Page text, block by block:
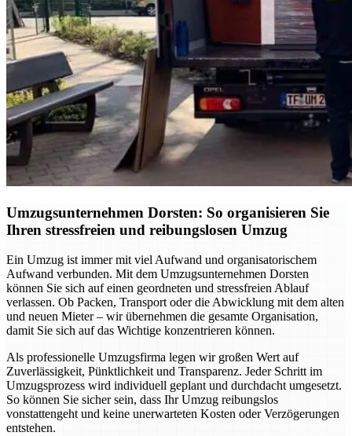
Umzugsunternehmen Dorsten: So organisieren Sie
Ihren stressfreien und reibungslosen Umzug
Ein Umzug ist immer mit viel Aufwand und organisatorischem
Aufwand verbunden. Mit dem Umzugsunternehmen Dorsten
können Sie sich auf einen geordneten und stressfreien Ablauf
verlassen. Ob Packen, Transport oder die Abwicklung mit dem alten
und neuen Mieter – wir übernehmen die gesamte Organisation,
damit Sie sich auf das Wichtige konzentrieren können.
Als professionelle Umzugsfirma legen wir großen Wert auf
Zuverlässigkeit, Pünktlichkeit und Transparenz. Jeder Schritt im
Umzugsprozess wird individuell geplant und durchdacht umgesetzt.
So können Sie sicher sein, dass Ihr Umzug reibungslos
vonstattengeht und keine unerwarteten Kosten oder Verzögerungen
entstehen.